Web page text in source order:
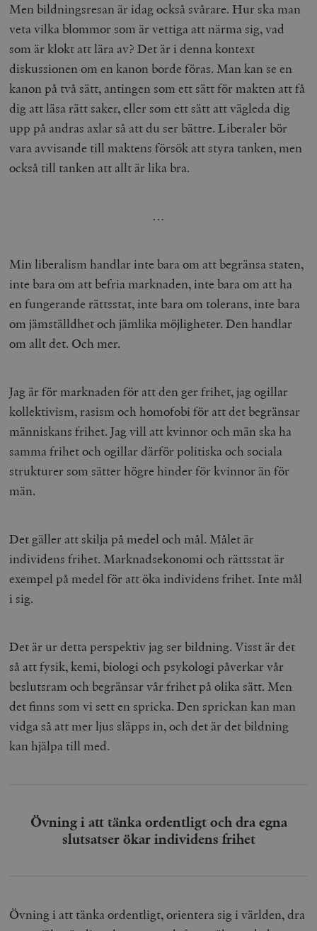
Men bildningsresan är idag också svårare. Hur ska man
veta vilka blommor som är vettiga att närma sig, vad
som är klokt att lära av? Det är i denna kontext
diskussionen om en kanon borde föras. Man kan se en
kanon på två sätt, antingen som ett sätt för makten att få
dig att läsa rätt saker, eller som ett sätt att vägleda dig
upp på andras axlar så att du ser bättre. Liberaler bör
vara avvisande till maktens försök att styra tanken, men
också till tanken att allt är lika bra.
…
Min liberalism handlar inte bara om att begränsa staten,
inte bara om att befria marknaden, inte bara om att ha
en fungerande rättsstat, inte bara om tolerans, inte bara
om jämställdhet och jämlika möjligheter. Den handlar
om allt det. Och mer.
Jag är för marknaden för att den ger frihet, jag ogillar
kollektivism, rasism och homofobi för att det begränsar
människans frihet. Jag vill att kvinnor och män ska ha
samma frihet och ogillar därför politiska och sociala
strukturer som sätter högre hinder för kvinnor än för
män.
Det gäller att skilja på medel och mål. Målet är
individens frihet. Marknadsekonomi och rättsstat är
exempel på medel för att öka individens frihet. Inte mål
i sig.
Det är ur detta perspektiv jag ser bildning. Visst är det
så att fysik, kemi, biologi och psykologi påverkar vår
beslutsram och begränsar vår frihet på olika sätt. Men
det finns som vi sett en spricka. Den sprickan kan man
vidga så att mer ljus släpps in, och det är det bildning
kan hjälpa till med.
Övning i att tänka ordentligt och dra egna
slutsatser ökar individens frihet
Övning i att tänka ordentligt, orientera sig i världen, dra